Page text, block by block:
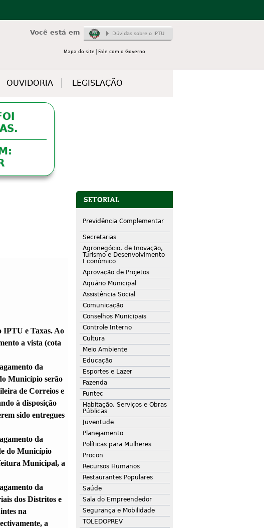
Você está em Dúvidas sobre o IPTU
Mapa do site Fale com o Governo
OUVIDORIA LEGISLAÇÃO
IPTU e Taxas. Ao
a vista (cota
da
Município serão
de Correios e
à disposição
sido entregues
da
do Município
Municipal, a
da
dos Distritos e
na
a
SETORIAL
Previdência Complementar
Secretarias
Agronegócio, de Inovação,
Turismo e Desenvolvimento
Econômico
Aprovação de Projetos
Aquário Municipal
Assistência Social
Comunicação
Conselhos Municipais
Controle Interno
Cultura
Meio Ambiente
Educação
Esportes e Lazer
Fazenda
Funtec
Habitação, Serviços e Obras
Públicas
Juventude
Planejamento
Políticas para Mulheres
Procon
Recursos Humanos
Restaurantes Populares
Saúde
Sala do Empreendedor
Segurança e Mobilidade
TOLEDOPREV